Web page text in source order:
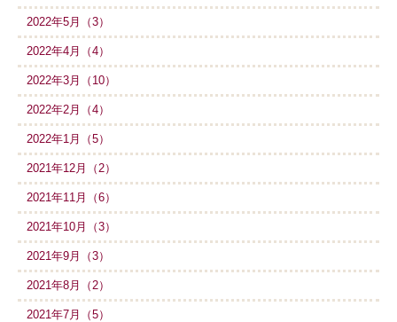
2022年5月（3）
2022年4月（4）
2022年3月（10）
2022年2月（4）
2022年1月（5）
2021年12月（2）
2021年11月（6）
2021年10月（3）
2021年9月（3）
2021年8月（2）
2021年7月（5）